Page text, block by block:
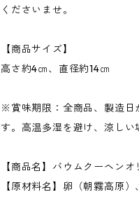
くださいませ。
【商品サイズ】
高さ約4㎝、直径約14㎝
※賞味期限：全商品、製造日
す。高温多湿を避け、涼しい
【商品名】バウムクーヘン
【原材料名】卵（朝霧高原